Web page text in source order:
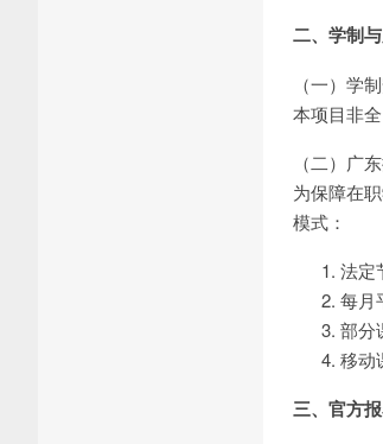
二、学制
（一）学
本项目非
（二）广
为保障在
模式：
法定
每月
部分
移动
三、官方